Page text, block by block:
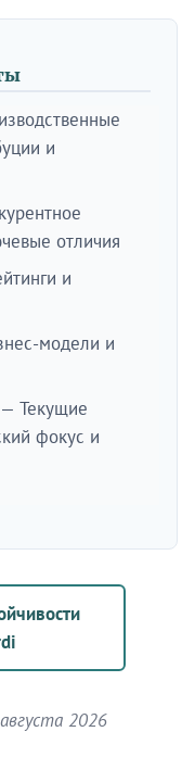
и
отличия
и
модели и
— Текущие
фокус и
2026